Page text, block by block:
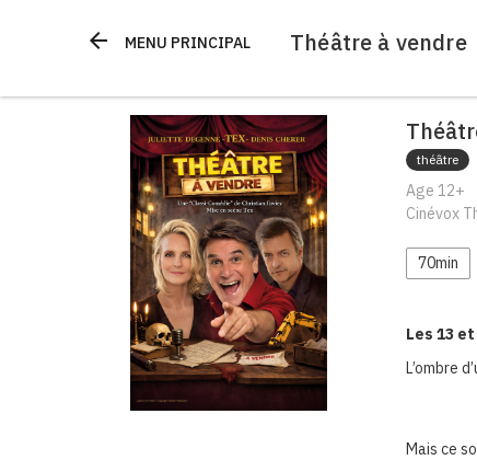
arrow_back MENU PRINCIPAL Théâtre à vendre
théâtre
Age 12+
Cinévox
70min
Les 13
L’ombre
Mais ce